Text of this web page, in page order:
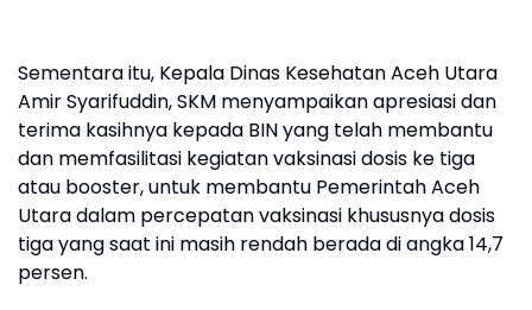
Sementara itu, Kepala Dinas Kesehatan Aceh Utara
Amir Syarifuddin, SKM menyampaikan apresiasi dan
terima kasihnya kepada BIN yang telah membantu
dan memfasilitasi kegiatan vaksinasi dosis ke tiga
atau booster, untuk membantu Pemerintah Aceh
Utara dalam percepatan vaksinasi khususnya dosis
tiga yang saat ini masih rendah berada di angka 14,7
persen.